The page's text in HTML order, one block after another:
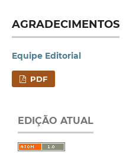
AGRADECIMENTOS
Equipe Editorial
PDF
EDIÇÃO ATUAL